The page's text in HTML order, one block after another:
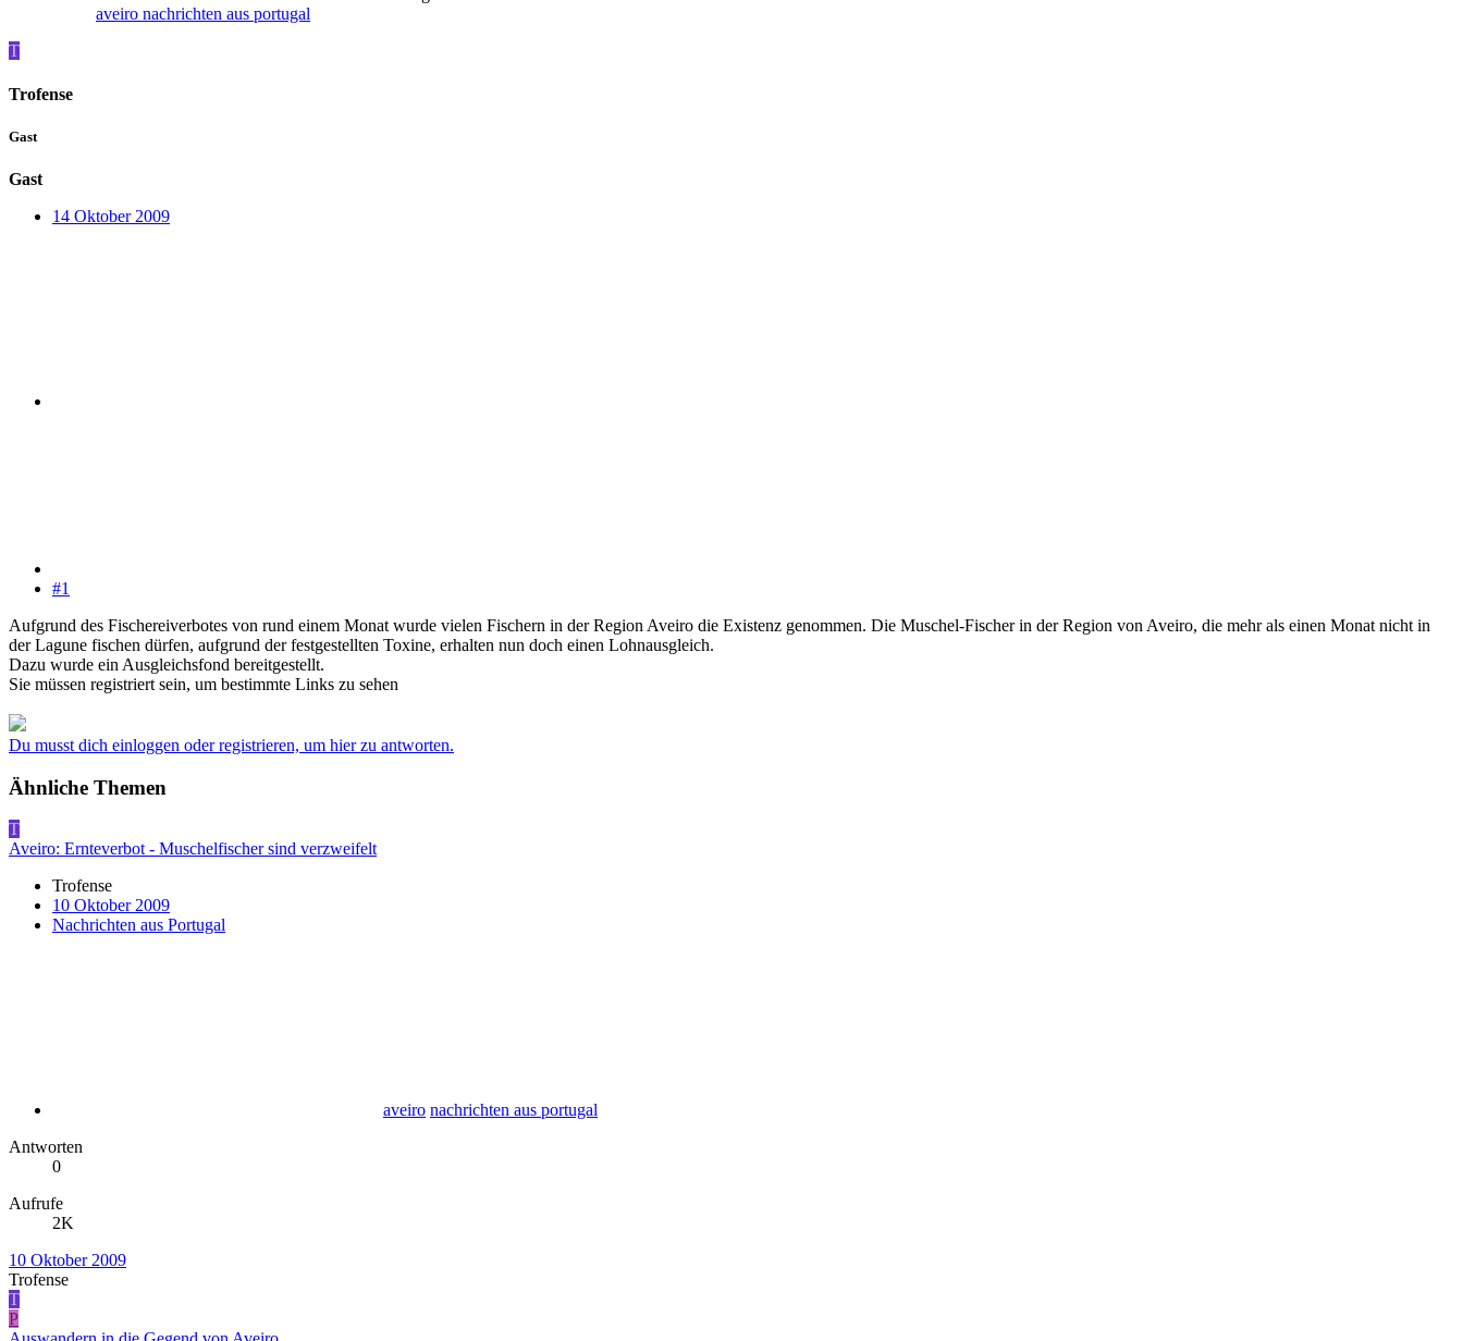
aveiro nachrichten aus portugal
T
Trofense
Gast
Gast
14 Oktober 2009
#1
Aufgrund des Fischereiverbotes von rund einem Monat wurde vielen Fischern in der Region Aveiro die Existenz genommen. Die Muschel-Fischer in der Region von Aveiro, die mehr als einen Monat nicht in
der Lagune fischen dürfen, aufgrund der festgestellten Toxine, erhalten nun doch einen Lohnausgleich.
Dazu wurde ein Ausgleichsfond bereitgestellt.
Sie müssen registriert sein, um bestimmte Links zu sehen
Du musst dich einloggen oder registrieren, um hier zu antworten.
Ähnliche Themen
T
Aveiro: Ernteverbot - Muschelfischer sind verzweifelt
Trofense
10 Oktober 2009
Nachrichten aus Portugal
aveiro nachrichten aus portugal
Antworten
0
Aufrufe
2K
10 Oktober 2009
Trofense
T
P